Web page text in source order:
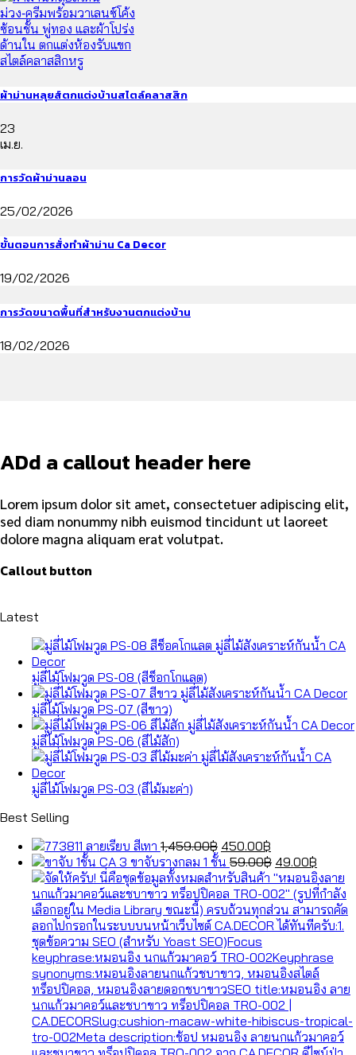
ผ้าม่านหลุยส์ตกแต่งบ้านสไตล์คลาสสิก
23
เม.ย.
การวัดผ้าม่านลอน
25/02/2026
ขั้นตอนการสั่งทำผ้าม่าน Ca Decor
19/02/2026
การวัดขนาดพื้นที่สำหรับงานตกแต่งบ้าน
18/02/2026
ADd a callout header here
Lorem ipsum dolor sit amet, consectetuer adipiscing elit,
sed diam nonummy nibh euismod tincidunt ut laoreet
dolore magna aliquam erat volutpat.
Callout button
Latest
มู่ลี่ไม้โฟมวูด PS-08 (สีช็อกโกแลต)
มู่ลี่ไม้โฟมวูด PS-07 (สีขาว)
มู่ลี่ไม้โฟมวูด PS-06 (สีไม้สัก)
มู่ลี่ไม้โฟมวูด PS-03 (สีไม้มะค่า)
Best Selling
ลายเรียบ สีเทา 1,459.00฿ Original
price
was:
1,459.00฿.
450.00฿
price
is:
450.00฿.
ขาจับรางกลม 1 ชั้น 59.00฿ Original
price
was:
59.00฿.
49.00฿
price
is:
49.00